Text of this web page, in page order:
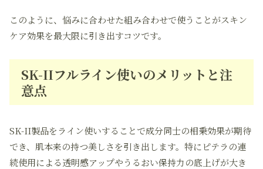
このように、悩みに合わせた組み合わせで使うことがスキン
ケア効果を最大限に引き出すコツです。
SK-IIフルライン使いのメリットと注
意点
SK-II製品をライン使いすることで成分同士の相乗効果が期待
でき、肌本来の持つ美しさを引き出します。特にピテラの連
続使用による透明感アップやうるおい保持力の底上げが大き